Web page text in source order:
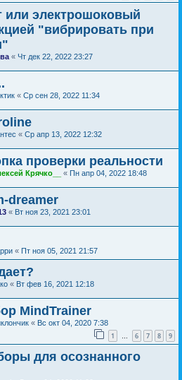
или электрошоковый
"вибрировать при
« Чт дек 22, 2022 23:27
« Ср сен 28, 2022 11:34
« Ср апр 13, 2022 12:32
проверки реальности
Крячко__ « Пн апр 04, 2022 18:48
dreamer
« Вт ноя 23, 2021 23:01
« Пт ноя 05, 2021 21:57
« Вт фев 16, 2021 12:18
MindTrainer
« Вс окт 04, 2020 7:38
1 … 6 7 8 9
для осознанного